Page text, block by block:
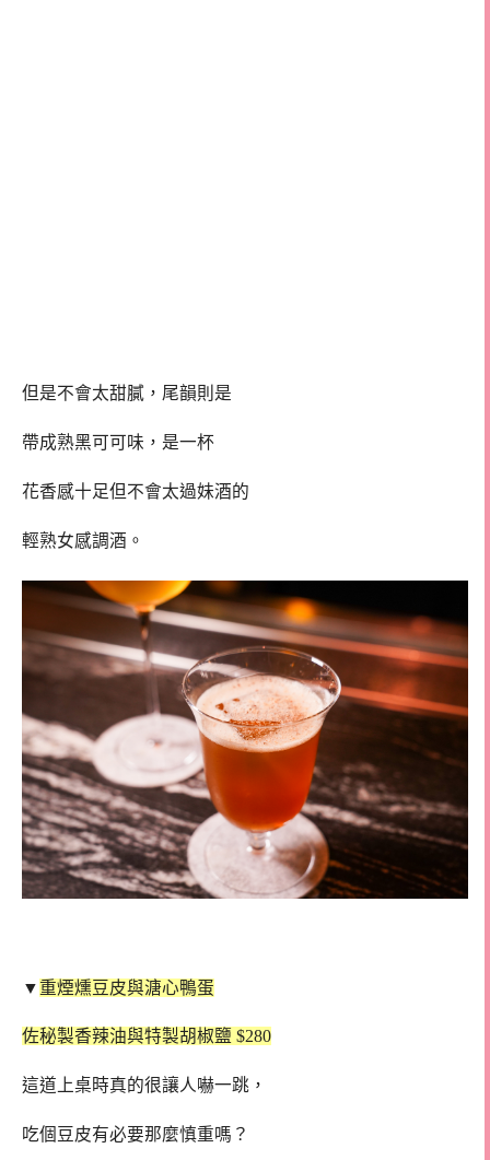
但是不會太甜膩，尾韻則是
帶成熟黑可可味，是一杯
花香感十足但不會太過妹酒的
輕熟女感調酒。
▼ 重煙燻豆皮與溏心鴨蛋
佐秘製香辣油與特製胡椒鹽 $280
這道上桌時真的很讓人嚇一跳，
吃個豆皮有必要那麼慎重嗎？